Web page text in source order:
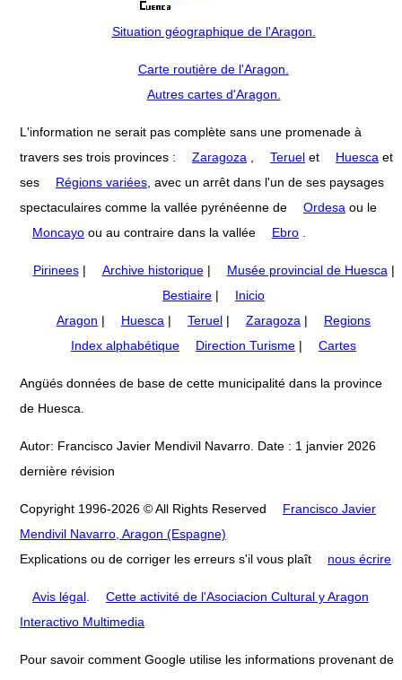
Situation géographique de l'Aragon.
Carte routière de l'Aragon.
Autres cartes d'Aragon.
L'information ne serait pas complète sans une promenade à
travers ses trois provinces :
Zaragoza , Teruel et Huesca et
ses
Régions variées, avec un arrêt dans l'un de ses paysages
spectaculaires comme la vallée pyrénéenne de
Ordesa ou le
Moncayo ou au contraire dans la vallée Ebro .
Pirinees| Archive historique| Musée provincial de Huesca|
Bestiaire |
Inicio
Aragon | Huesca | Teruel | Zaragoza |
Regions
Index alphabétique
Direction Turisme | Cartes
Angüés données de base de cette municipalité dans la province
de Huesca.
Autor: Francisco Javier Mendivil Navarro. Date : 1 janvier 2026
dernière révision
Copyright 1996-2026 © All Rights Reserved
Francisco Javier
Mendivil Navarro, Aragon (Espagne)
Explications ou de corriger les erreurs s'il vous plaît
nous écrire
Avis légal.
Cette activité de l'Asociacion Cultural y Aragon
Interactivo Multimedia
Pour savoir comment Google utilise les informations provenant de